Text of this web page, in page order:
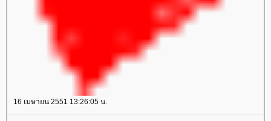
16 เมษายน 2551 13:26:05 น.